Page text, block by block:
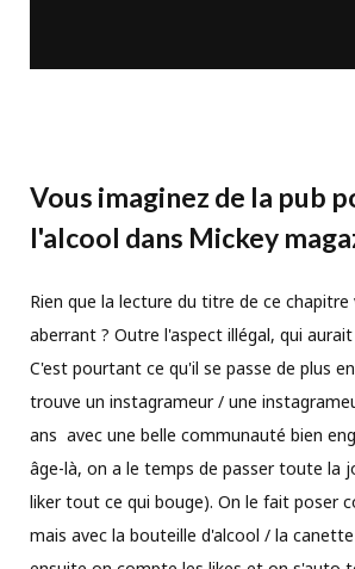
Vous imaginez de la pub
l'alcool dans Mickey
Rien que la lecture du titre de ce chapitre
aberrant ? Outre l'aspect illégal, qui
C'est pourtant ce qu'il se passe de plus
trouve un instagrameur / une
ans avec une belle communauté bien
âge-là, on a le temps de passer toute la
liker tout ce qui bouge). On le fait poser
mais avec la bouteille d'alcool / la